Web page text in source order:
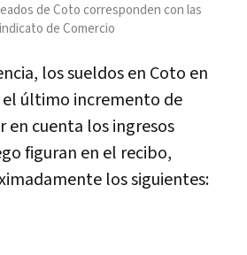
de Coto corresponden con las
de Comercio
los sueldos en Coto en
último incremento de
en cuenta los ingresos
figuran en el recibo,
los siguientes: